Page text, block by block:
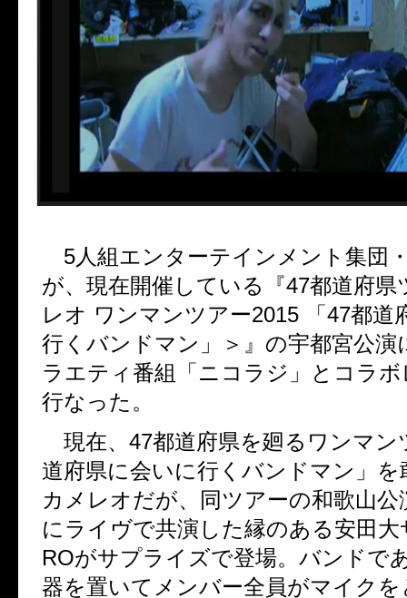
5人組エンターテインメント集団
が、現在開催している『47都道府県
レオ ワンマンツアー2015 「47都道
行くバンドマン」＞』の宇都宮公演
ラエティ番組「ニコラジ」とコラ
行なった。
現在、47都道府県を廻るワンマン
道府県に会いに行くバンドマン」
カメレオだが、同ツアーの和歌山公
にライヴで共演した縁のある安田
ROがサプライズで登場。バンドで
器を置いてメンバー全員がマイク